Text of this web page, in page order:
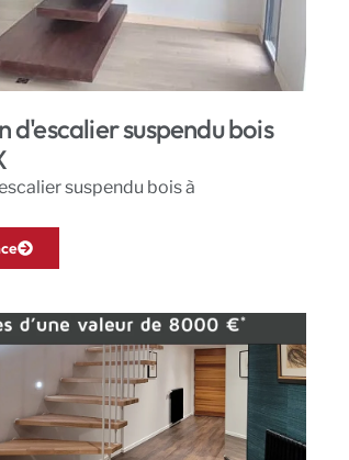
d'escalier suspendu bois
suspendu bois à